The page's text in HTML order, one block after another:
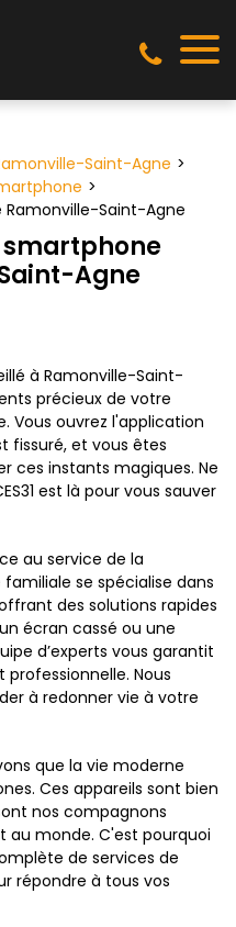
Saint-Agne
Saint-Agne
smartphone
Agne
à Ramonville-Saint-
précieux de votre
Vous ouvrez l'application
fissuré, et vous êtes
ces instants magiques. Ne
est là pour vous sauver
au service de la
se spécialise dans
des solutions rapides
écran cassé ou une
d’experts vous garantit
Nous
à redonner vie à votre
que la vie moderne
Ces appareils sont bien
nos compagnons
au monde. C'est pourquoi
de services de
répondre à tous vos